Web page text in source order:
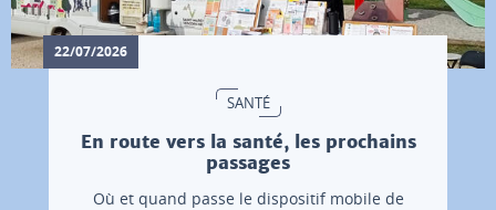
22/07/2026
SANTÉ
En route vers la santé, les prochains
passages
Où et quand passe le dispositif mobile de